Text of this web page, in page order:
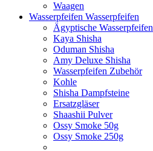
Waagen
Wasserpfeifen Wasserpfeifen
Ägyptische Wasserpfeifen
Kaya Shisha
Oduman Shisha
Amy Deluxe Shisha
Wasserpfeifen Zubehör
Kohle
Shisha Dampfsteine
Ersatzgläser
Shaashii Pulver
Ossy Smoke 50g
Ossy Smoke 250g